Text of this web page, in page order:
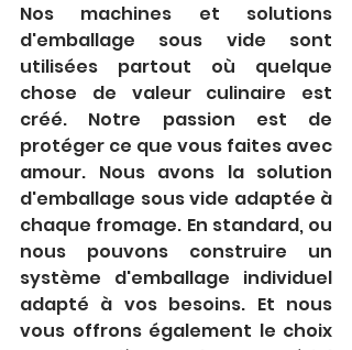
Nos machines et solutions
d'emballage sous vide sont
utilisées partout où quelque
chose de valeur culinaire est
créé. Notre passion est de
protéger ce que vous faites avec
amour. Nous avons la solution
d'emballage sous vide adaptée à
chaque fromage. En standard, ou
nous pouvons construire un
système d'emballage individuel
adapté à vos besoins. Et nous
vous offrons également le choix